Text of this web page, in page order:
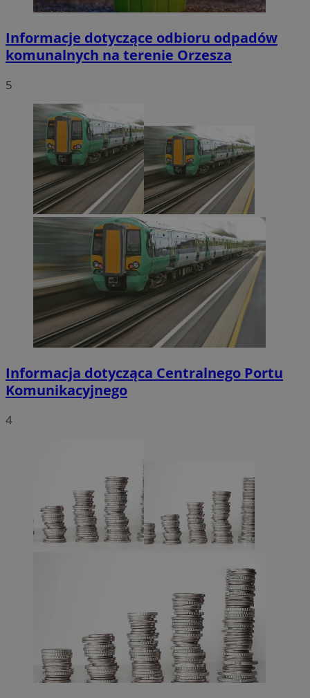
Informacje dotyczące odbioru odpadów
komunalnych na terenie Orzesza
5
Informacja dotycząca Centralnego Portu
Komunikacyjnego
4